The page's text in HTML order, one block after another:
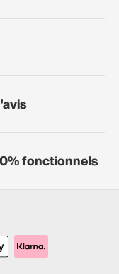
fonctionnels